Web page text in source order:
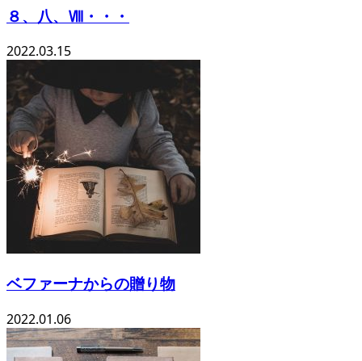
８、八、Ⅷ・・・
2022.03.15
ベファーナからの贈り物
2022.01.06